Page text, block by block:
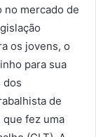
no mercado de
os jovens, o
para sua
dos
de
que fez uma